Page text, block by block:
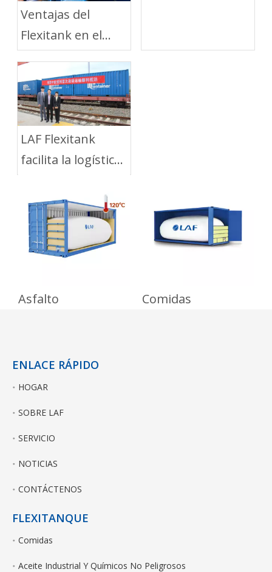
Ventajas del
Flexitank en el
Transporte Corto
por Carretera
LAF Flexitank
facilita la logística
comestible entre
China y Rusia
Asfalto Comidas
ENLACE RÁPIDO
HOGAR
SOBRE LAF
SERVICIO
NOTICIAS
CONTÁCTENOS
FLEXITANQUE
Comidas
Aceite Industrial Y Químicos No Peligrosos